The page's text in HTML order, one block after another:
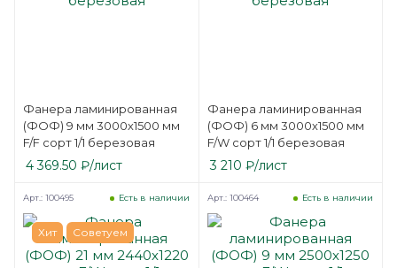
Фанера ламинированная
(ФОФ) 9 мм 3000х1500 мм
F/F сорт 1/1 березовая
4 369.50 ₽/лист
Фанера ламинированная
(ФОФ) 6 мм 3000х1500 мм
F/W сорт 1/1 березовая
3 210 ₽/лист
Хит Советуем
Есть в наличии
Арт.: 100495 Есть в наличии
Арт.: 100464